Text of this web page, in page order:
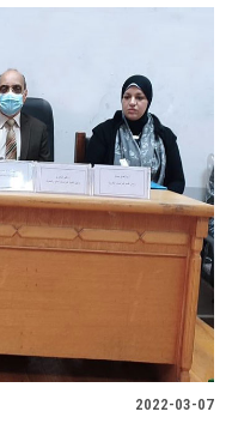
2022-03-07